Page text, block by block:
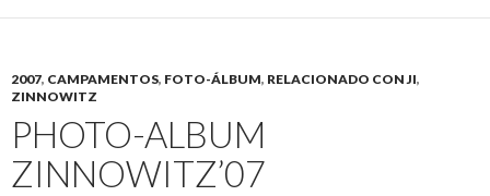
2007, CAMPAMENTOS, FOTO-ÁLBUM, RELACIONADO CON JI,
ZINNOWITZ
PHOTO-ALBUM
ZINNOWITZ’07